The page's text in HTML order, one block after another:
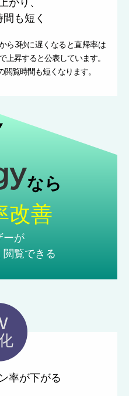
も短く
ら3秒に遅くなると直帰率は
昇すると公表しています。
覧時間も短くなります。
改善
ーが
閲覧できる
率が下がる